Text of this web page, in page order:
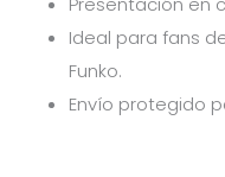
Ideal para fans
Funko.
Envío protegido